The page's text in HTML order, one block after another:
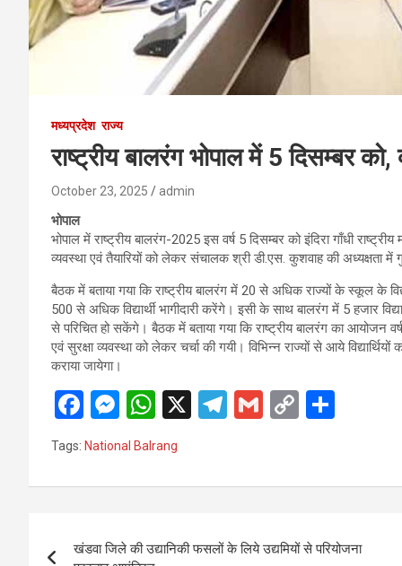
मध्यप्रदेश राज्य
राष्ट्रीय बालरंग भोपाल में 5 दिसम्बर
October 23, 2025 admin
भोपाल
भोपाल में राष्ट्रीय बालरंग-2025 इस वर्ष 5 दिसम्बर को इंदिरा गाँधी
व्यवस्था एवं तैयारियों को लेकर संचालक श्री डी.एस. कुशवाह की अध्यक्षता
बैठक में बताया गया कि राष्ट्रीय बालरंग में 20 से अधिक राज्यों के स्कूल के
500 से अधिक विद्यार्थी भागीदारी करेंगे। इसी के साथ बालरंग में 5 हजार
से परिचित हो सकेंगे। बैठक में बताया गया कि राष्ट्रीय बालरंग का आयोजन
एवं सुरक्षा व्यवस्था को लेकर चर्चा की गयी। विभिन्न राज्यों से आये
कराया जायेगा।
F
a
ce
b
o
M
es
se
n
er
W
at
s
p
X
T
gr
m
G
C
Li
k
e
Tags: National Balrang
खंडवा जिले की उद्यानिकी फसलों के लिये उद्यमियों से परियोजना